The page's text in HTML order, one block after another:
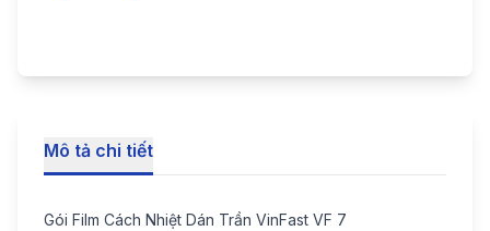
Mô tả chi tiết
Gói Film Cách Nhiệt Dán Trần VinFast VF 7